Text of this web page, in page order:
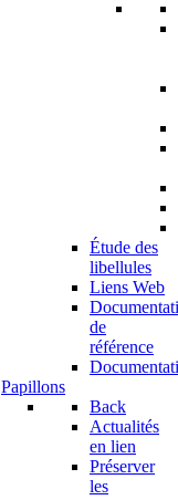
Étude des
libellules
Liens Web
de
référence
Papillons
Back
Actualités
en lien
Préserver
les